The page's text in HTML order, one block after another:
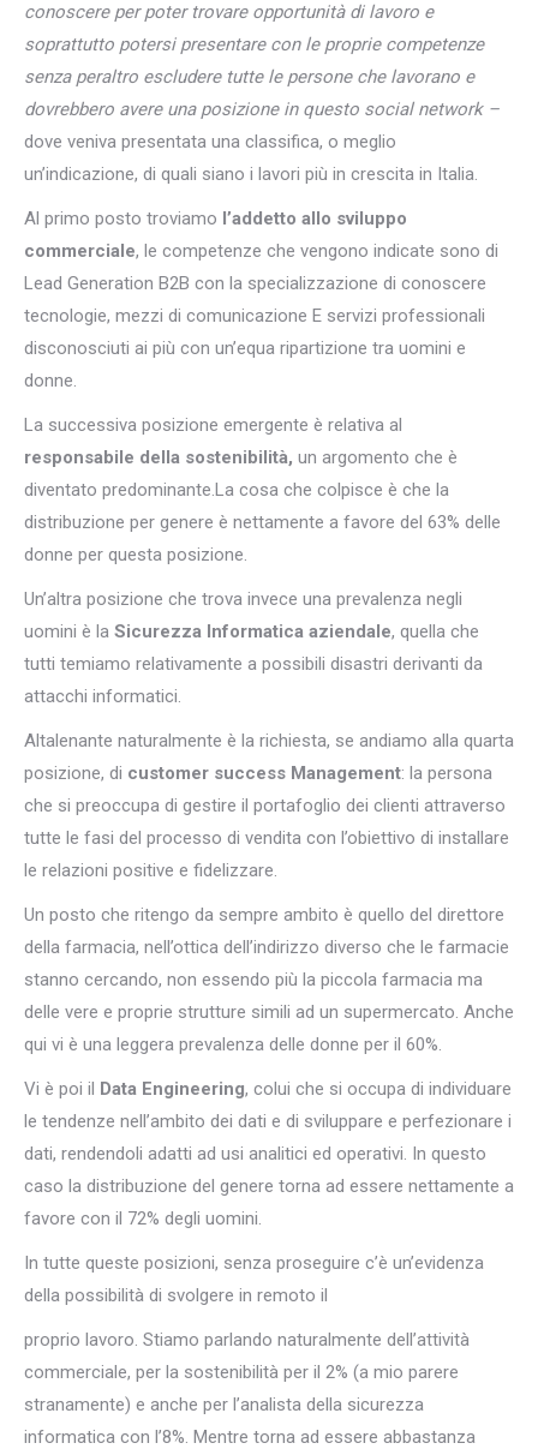
conoscere per poter trovare opportunità di lavoro e
soprattutto potersi presentare con le proprie competenze
senza peraltro escludere tutte le persone che lavorano e
dovrebbero avere una posizione in questo social network –
dove veniva presentata una classifica, o meglio
un’indicazione, di quali siano i lavori più in crescita in Italia.
Al primo posto troviamo l’addetto allo sviluppo
commerciale, le competenze che vengono indicate sono di
Lead Generation B2B con la specializzazione di conoscere
tecnologie, mezzi di comunicazione E servizi professionali
disconosciuti ai più con un’equa ripartizione tra uomini e
donne.
La successiva posizione emergente è relativa al
responsabile della sostenibilità, un argomento che è
diventato predominante.La cosa che colpisce è che la
distribuzione per genere è nettamente a favore del 63% delle
donne per questa posizione.
Un’altra posizione che trova invece una prevalenza negli
uomini è la Sicurezza Informatica aziendale, quella che
tutti temiamo relativamente a possibili disastri derivanti da
attacchi informatici.
Altalenante naturalmente è la richiesta, se andiamo alla quarta
posizione, di customer success Management: la persona
che si preoccupa di gestire il portafoglio dei clienti attraverso
tutte le fasi del processo di vendita con l’obiettivo di installare
le relazioni positive e fidelizzare.
Un posto che ritengo da sempre ambito è quello del direttore
della farmacia, nell’ottica dell’indirizzo diverso che le farmacie
stanno cercando, non essendo più la piccola farmacia ma
delle vere e proprie strutture simili ad un supermercato. Anche
qui vi è una leggera prevalenza delle donne per il 60%.
Vi è poi il Data Engineering, colui che si occupa di individuare
le tendenze nell’ambito dei dati e di sviluppare e perfezionare i
dati, rendendoli adatti ad usi analitici ed operativi. In questo
caso la distribuzione del genere torna ad essere nettamente a
favore con il 72% degli uomini.
In tutte queste posizioni, senza proseguire c’è un’evidenza
della possibilità di svolgere in remoto il
proprio lavoro. Stiamo parlando naturalmente dell’attività
commerciale, per la sostenibilità per il 2% (a mio parere
stranamente) e anche per l’analista della sicurezza
informatica con l’8%. Mentre torna ad essere abbastanza